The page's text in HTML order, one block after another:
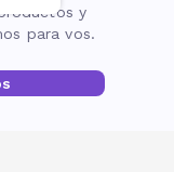
y
para vos.